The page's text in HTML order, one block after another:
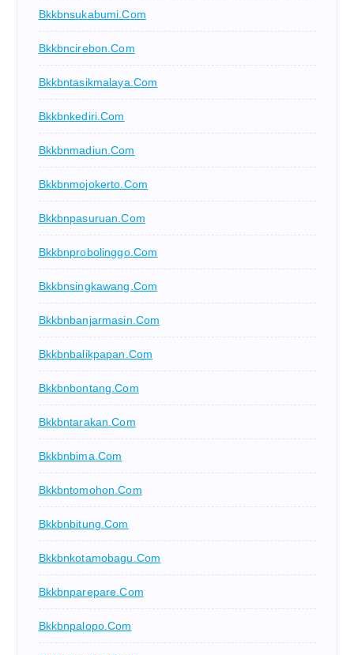
Bkkbnsukabumi.com
Bkkbncirebon.com
Bkkbntasikmalaya.com
Bkkbnkediri.com
Bkkbnmadiun.com
Bkkbnmojokerto.com
Bkkbnpasuruan.com
Bkkbnprobolinggo.com
Bkkbnsingkawang.com
Bkkbnbanjarmasin.com
Bkkbnbalikpapan.com
Bkkbnbontang.com
Bkkbntarakan.com
Bkkbnbima.com
Bkkbntomohon.com
Bkkbnbitung.com
Bkkbnkotamobagu.com
Bkkbnparepare.com
Bkkbnpalopo.com